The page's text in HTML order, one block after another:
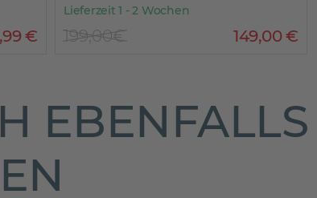
99€
Lieferzeit 1 - 2 Wochen
149,00€
199,00€
EBENFALLS